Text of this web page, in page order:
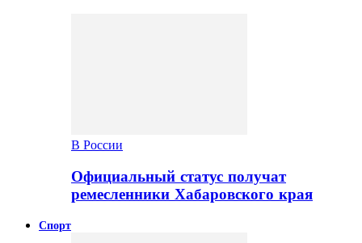
В России
Официальный статус получат
ремесленники Хабаровского края
Спорт